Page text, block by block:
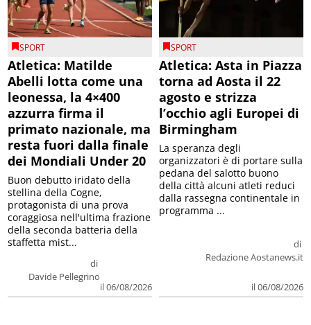
SPORT
Atletica: Matilde
Abelli lotta come una
leonessa, la 4×400
azzurra firma il
primato nazionale, ma
resta fuori dalla finale
dei Mondiali Under 20
di
Davide Pellegrino
il 06/08/2026
Buon debutto iridato della
stellina della Cogne,
protagonista di una prova
coraggiosa nell'ultima frazione
della seconda batteria della
staffetta mist...
SPORT
Atletica: Asta in Piazza
torna ad Aosta il 22
agosto e strizza
l’occhio agli Europei di
Birmingham
di
Redazione Aostanews.it
il 06/08/2026
La speranza degli
organizzatori è di portare sulla
pedana del salotto buono
della città alcuni atleti reduci
dalla rassegna continentale in
programma ...